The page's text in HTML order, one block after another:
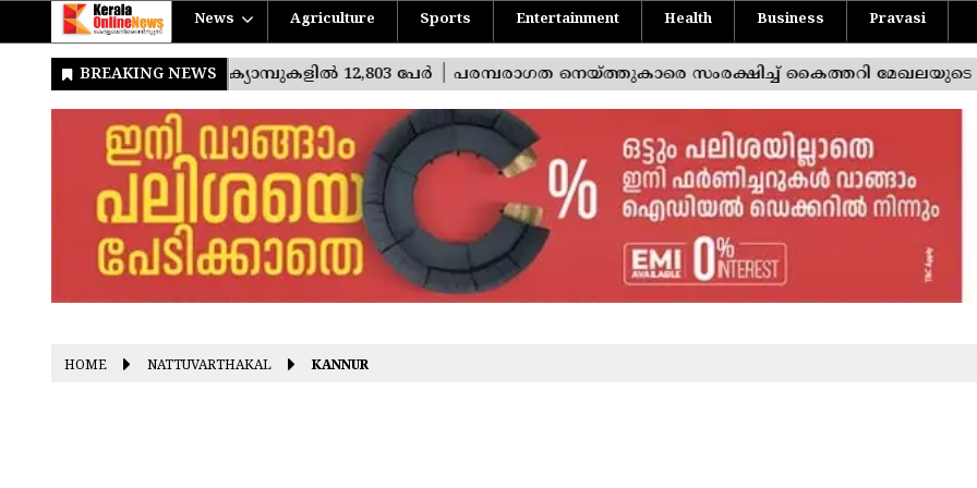
News Agriculture Sports Entertainment Health Business Pravasi
HOME NATTUVARTHAKAL KANNUR